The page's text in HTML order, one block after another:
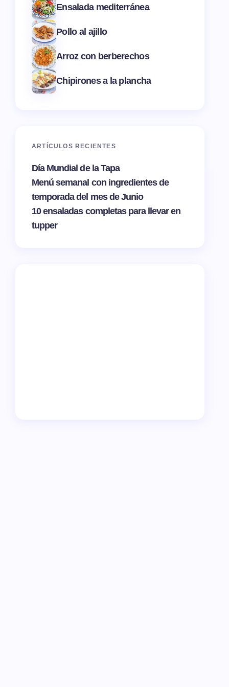
Ensalada mediterránea
Pollo al ajillo
Arroz con berberechos
Chipirones a la plancha
ARTÍCULOS RECIENTES
Día Mundial de la Tapa
Menú semanal con ingredientes de
temporada del mes de Junio
10 ensaladas completas para llevar en
tupper